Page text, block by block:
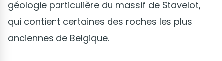
géologie particulière du massif de Stavelot,
qui contient certaines des roches les plus
anciennes de Belgique.